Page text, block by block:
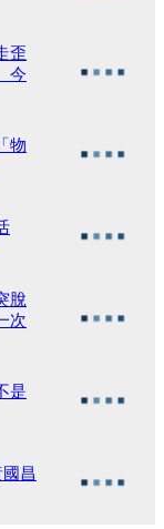
歪
今
物
脫
次
是
昌